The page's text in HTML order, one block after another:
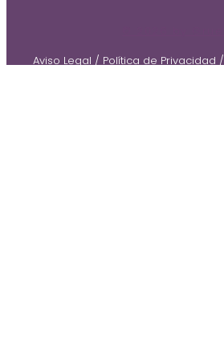
Aviso Legal / Política de Privacidad /